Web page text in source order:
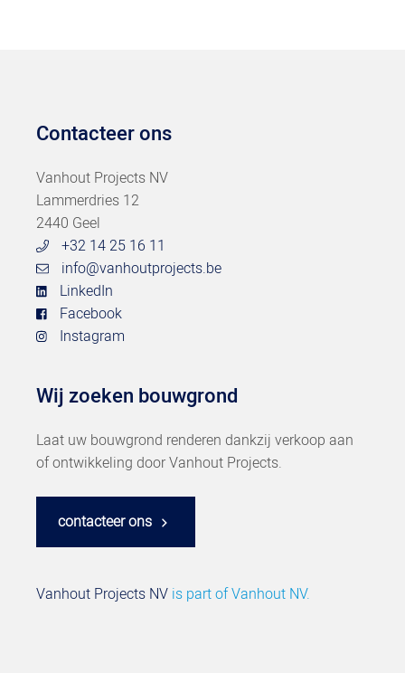
Contacteer ons
Vanhout Projects NV
Lammerdries 12
2440 Geel
+32 14 25 16 11
info@vanhoutprojects.be
LinkedIn
Facebook
Instagram
Wij zoeken bouwgrond
Laat uw bouwgrond renderen dankzij verkoop aan
of ontwikkeling door Vanhout Projects.
contacteer ons
Vanhout Projects NV is part ofVanhout NV.